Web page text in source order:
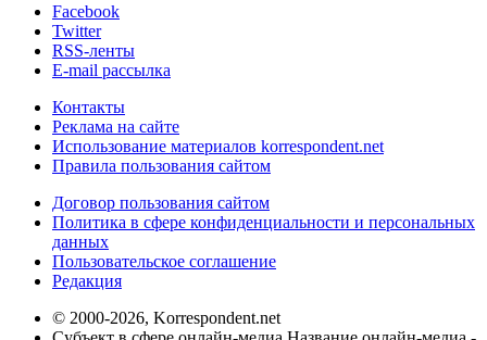
Facebook
Twitter
RSS-ленты
E-mail рассылка
Контакты
Реклама на сайте
Использование материалов korrespondent.net
Правила пользования сайтом
Договор пользования сайтом
Политика в сфере конфиденциальности и персональных
данных
Пользовательское соглашение
Редакция
© 2000-2026, Korrespondent.net